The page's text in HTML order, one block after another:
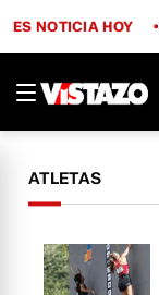
ES NOTICIA HOY
ATLETAS